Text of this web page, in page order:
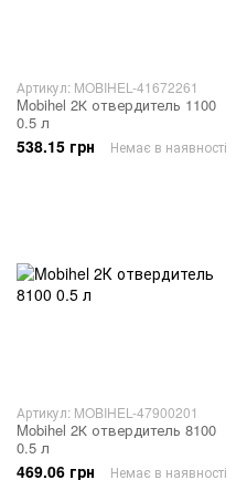
Артикул: MOBIHEL-41672261
Mobihel 2К отвердитель 1100
0.5 л
538.15 грн Немає в наявності
Артикул: MOBIHEL-47900201
Mobihel 2К отвердитель 8100
0.5 л
469.06 грн Немає в наявності